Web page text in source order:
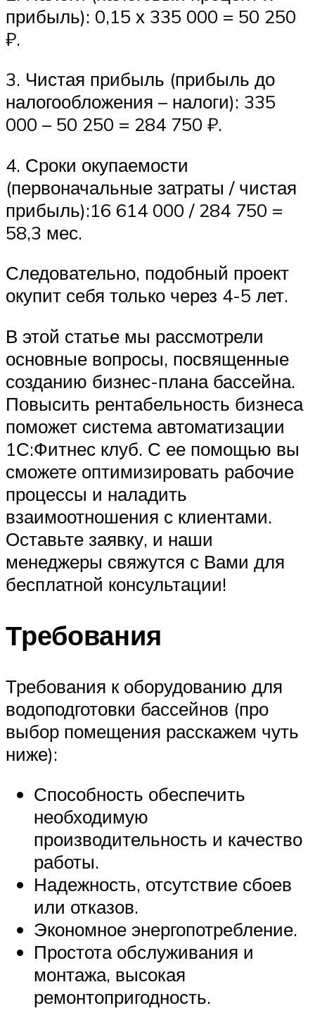
прибыль): 0,15 х 335 000 = 50 250
₽.
3. Чистая прибыль (прибыль до
налогообложения – налоги): 335
000 – 50 250 = 284 750 ₽.
4. Сроки окупаемости
(первоначальные затраты / чистая
прибыль):16 614 000 / 284 750 =
58,3 мес.
Следовательно, подобный проект
окупит себя только через 4-5 лет.
В этой статье мы рассмотрели
основные вопросы, посвященные
созданию бизнес-плана бассейна.
Повысить рентабельность бизнеса
поможет система автоматизации
1С:Фитнес клуб. С ее помощью вы
сможете оптимизировать рабочие
процессы и наладить
взаимоотношения с клиентами.
Оставьте заявку, и наши
менеджеры свяжутся с Вами для
бесплатной консультации!
Требования
Требования к оборудованию для
водоподготовки бассейнов (про
выбор помещения расскажем чуть
ниже):
Способность обеспечить
необходимую
производительность и качество
работы.
Надежность, отсутствие сбоев
или отказов.
Экономное энергопотребление.
Простота обслуживания и
монтажа, высокая
ремонтопригодность.